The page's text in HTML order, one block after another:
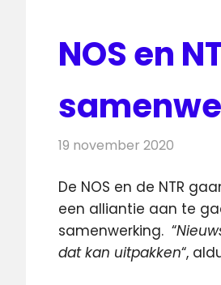
NOS en
19 november 2020
De NOS en de NTR
een alliantie aan te
samenwerking. “
dat kan uitpakken“,